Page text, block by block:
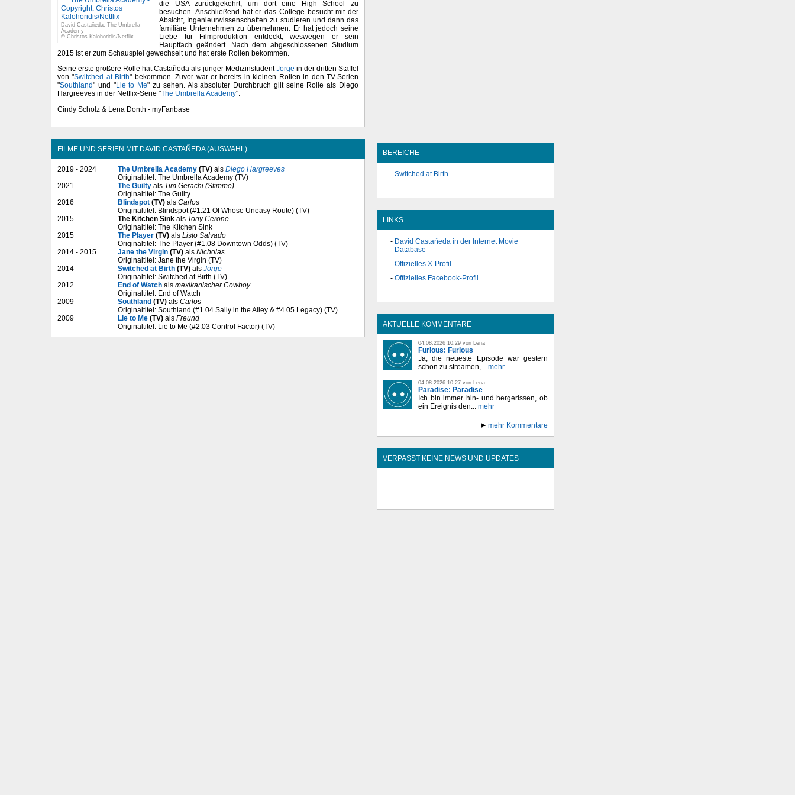
David Castañeda, The Umbrella
Academy
© Christos Kalohoridis/Netflix
die USA zurückgekehrt, um dort eine High School zu
besuchen. Anschließend hat er das College besucht mit der
Absicht, Ingenieurwissenschaften zu studieren und dann das
familiäre Unternehmen zu übernehmen. Er hat jedoch seine
Liebe für Filmproduktion entdeckt, weswegen er sein
Hauptfach geändert. Nach dem abgeschlossenen Studium
2015 ist er zum Schauspiel gewechselt und hat erste Rollen bekommen.
Seine erste größere Rolle hat Castañeda als junger MedizinstudentJorge in der dritten Staffel
von "Switched at Birth" bekommen. Zuvor war er bereits in kleinen Rollen in den TV-Serien
"Southland" und "Lie to Me" zu sehen. Als absoluter Durchbruch gilt seine Rolle als Diego
Hargreeves in der Netflix-Serie "The Umbrella Academy".
Cindy Scholz & Lena Donth - myFanbase
FILME UND SERIEN MIT DAVID CASTAÑEDA (AUSWAHL)
2019 - 2024 The Umbrella Academy (TV) als Diego Hargreeves
Originaltitel: The Umbrella Academy (TV)
2021
The Guilty als Tim Gerachi (Stimme)
Originaltitel: The Guilty
2016
Blindspot (TV) als Carlos
Originaltitel: Blindspot (#1.21 Of Whose Uneasy Route) (TV)
2015
The Kitchen Sink als Tony Cerone
Originaltitel: The Kitchen Sink
2015
The Player (TV) als Listo Salvado
Originaltitel: The Player (#1.08 Downtown Odds) (TV)
2014 - 2015
Jane the Virgin (TV) als Nicholas
Originaltitel: Jane the Virgin (TV)
2014
Switched at Birth (TV) als Jorge
Originaltitel: Switched at Birth (TV)
2012
End of Watch als mexikanischer Cowboy
Originaltitel: End of Watch
2009
Southland (TV) als Carlos
Originaltitel: Southland (#1.04 Sally in the Alley & #4.05 Legacy) (TV)
2009
Lie to Me (TV) als Freund
Originaltitel: Lie to Me (#2.03 Control Factor) (TV)
BEREICHE
Switched at Birth
LINKS
David Castañeda in der Internet Movie
Database
Offizielles X-Profil
Offizielles Facebook-Profil
AKTUELLE KOMMENTARE
04.08.2026 10:29 von Lena
Furious: Furious
Ja, die neueste Episode war gestern
schon zu streamen,... mehr
04.08.2026 10:27 von Lena
Paradise: Paradise
Ich bin immer hin- und hergerissen, ob
ein Ereignis den... mehr
mehr Kommentare
VERPASST KEINE NEWS UND UPDATES